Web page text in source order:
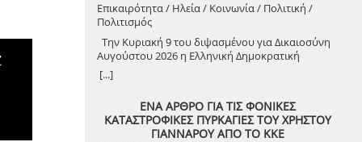
Επικαιρότητα / Ηλεία / Κοινωνία / Πολιτική /
Πολιτισμός
Την Κυριακή 9 του διψασμένου για Δικαιοσύνη
Αυγούστου 2026 η Ελληνική Δημοκρατική
Αντιεξουσιαστική Καρδιά χτυπά μαζί με ΟΛΟΥΣ
τους Συναγωνιστές για την Παλαιστίνη μέρα
[...]
ΕΝΑ ΑΡΘΡΟ ΓΙΑ ΤΙΣ ΦΟΝΙΚΕΣ
ΚΑΤΑΣΤΡΟΦΙΚΕΣ ΠΥΡΚΑΓΙΕΣ ΤΟΥ ΧΡΗΣΤΟΥ
ΓΙΑΝΝΑΡΟΥ ΑΠΟ ΤΟ ΚΚΕ